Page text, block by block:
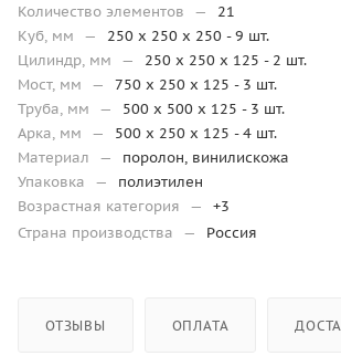
Количество элементов
—
21
Куб, мм
—
250 х 250 х 250 - 9 шт.
Цилиндр, мм
—
250 x 250 x 125 - 2 шт.
Мост, мм
—
750 x 250 x 125 - 3 шт.
Труба, мм
—
500 х 500 х 125 - 3 шт.
Арка, мм
—
500 х 250 х 125 - 4 шт.
Материал
—
поролон, винилискожа
Упаковка
—
полиэтилен
Возрастная категория
—
+3
Страна производства
— Россия
ОТЗЫВЫ ОПЛАТА